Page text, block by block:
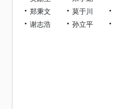
郑秉文
莫于川
谢志浩
孙立平